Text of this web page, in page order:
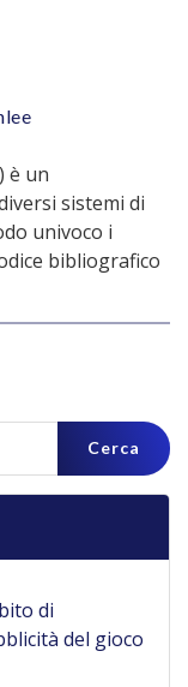
è un
sistemi di
univoco i
bibliografico
di
del gioco